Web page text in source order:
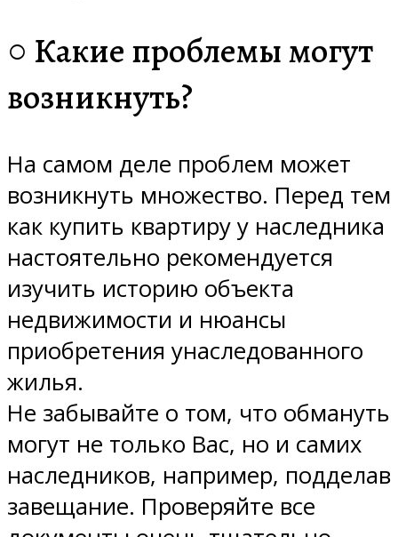
○ Какие проблемы могут
возникнуть?
На самом деле проблем может
возникнуть множество. Перед тем
как купить квартиру у наследника
настоятельно рекомендуется
изучить историю объекта
недвижимости и нюансы
приобретения унаследованного
жилья.
Не забывайте о том, что обмануть
могут не только Вас, но и самих
наследников, например, подделав
завещание. Проверяйте все